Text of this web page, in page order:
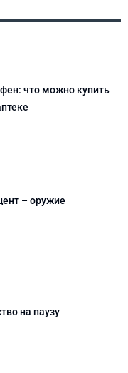
что можно купить
– оружие
на паузу